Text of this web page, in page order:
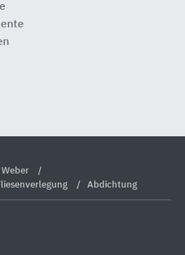
Abdichtung